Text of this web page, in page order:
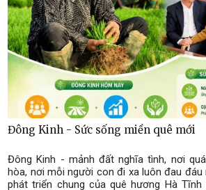
Đông Kinh - Sức sống miền quê mới
Đông Kinh - mảnh đất nghĩa tình, nơi
hòa, nơi mỗi người con đi xa luôn đau đáu
phát triển chung của quê hương Hà Tĩnh